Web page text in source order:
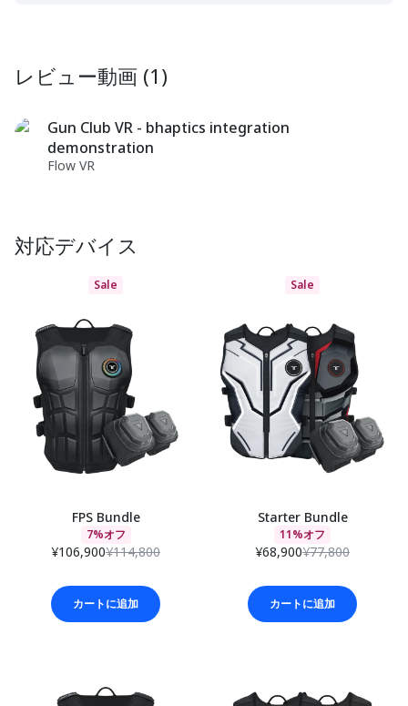
レビュー動画 (1)
Gun Club VR - bhaptics integration
demonstration
Flow VR
対応デバイス
Sale
FPS Bundle
7%オフ
¥106,900¥114,800
カートに追加
Sale
Starter Bundle
11%オフ
¥68,900¥77,800
カートに追加